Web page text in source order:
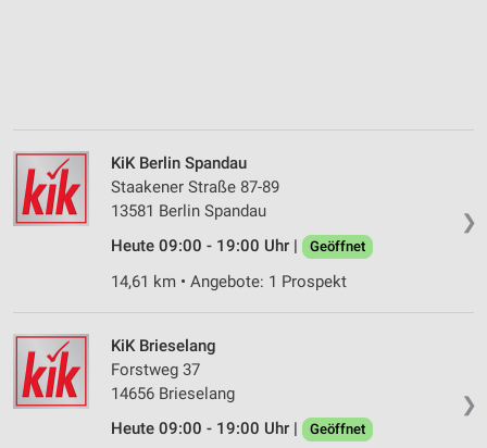
❯
KiK Berlin Spandau
Staakener Straße 87-89
13581 Berlin Spandau
Heute 09:00 - 19:00 Uhr |
Geöffnet
14,61 km • Angebote: 1 Prospekt
❯
KiK Brieselang
Forstweg 37
14656 Brieselang
Heute 09:00 - 19:00 Uhr |
Geöffnet